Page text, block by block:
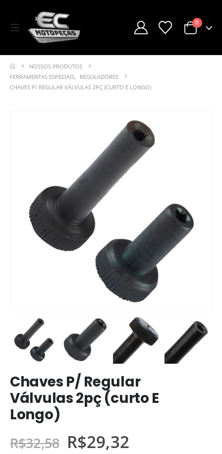
0
NOSSOS PRODUTOS
FERRAMENTAS ESPECIAIS,
REGULADORES
CHAVES P/ REGULAR VÁLVULAS 2PÇ (CURTO E LONGO)
Chaves P/ Regular
Válvulas 2pç (curto E
Longo)
R$32,58 R$29,32